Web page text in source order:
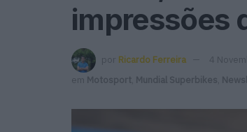
impressões
por Ricardo Ferreira
4
em
Motosport Mundial Superbikes